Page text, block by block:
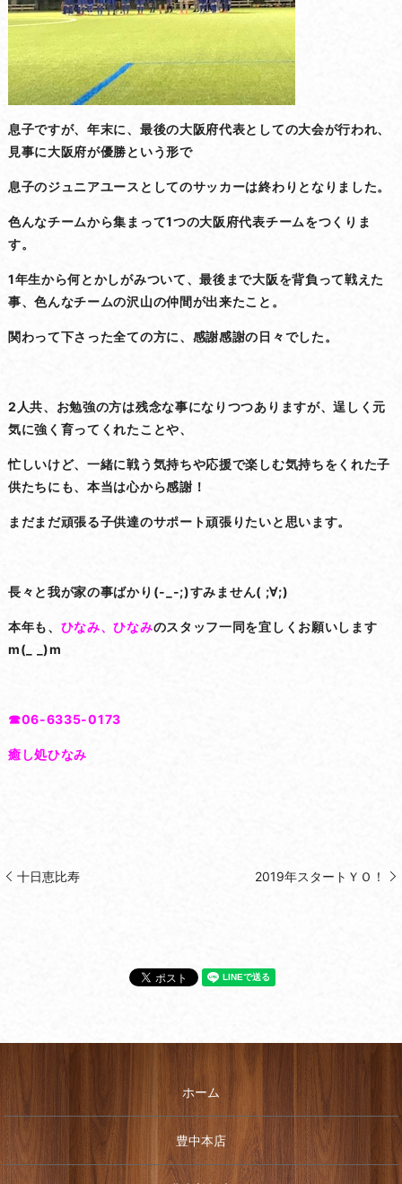
息子ですが、年末に、最後の大阪府代表としての大会が行われ、
見事に大阪府が優勝という形で
息子のジュニアユースとしてのサッカーは終わりとなりました。
色んなチームから集まって1つの大阪府代表チームをつくりま
す。
1年生から何とかしがみついて、最後まで大阪を背負って戦えた
事、色んなチームの沢山の仲間が出来たこと。
関わって下さった全ての方に、感謝感謝の日々でした。
2人共、お勉強の方は残念な事になりつつありますが、逞しく元
気に強く育ってくれたことや、
忙しいけど、一緒に戦う気持ちや応援で楽しむ気持ちをくれた子
供たちにも、本当は心から感謝！
まだまだ頑張る子供達のサポート頑張りたいと思います。
長々と我が家の事ばかり(-_-;)すみません( ;∀;)
本年も、 ひなみ、ひなみのスタッフ一同を宜しくお願いします
m(_ _)m
☎06-6335-0173
癒し処ひなみ
十日恵比寿 2019年スタートＹＯ！
ホーム
豊中本店